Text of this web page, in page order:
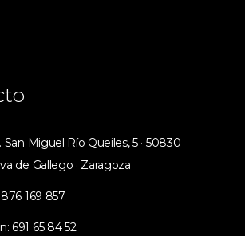
San Miguel Río Queiles, 5 · 50830
de Gallego · Zaragoza
169 857
691 65 84 52